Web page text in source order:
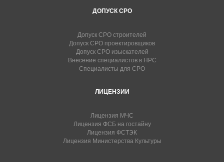
ДОПУСК СРО
Допуск СРО строителей
Допуск СРО проектировщиков
Допуск СРО изыскателей
Внесение специалистов в НРС
Специалисты для СРО
ЛИЦЕНЗИИ
Лицензия МЧС
Лицензия ФСБ на гостайну
Лицензия ФСТЭК
Лицензия Министерства Культуры